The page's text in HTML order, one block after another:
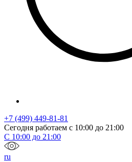
+7 (499) 449-81-81
Сегодня работаем с 10:00 до 21:00
С 10:00 до 21:00
ru